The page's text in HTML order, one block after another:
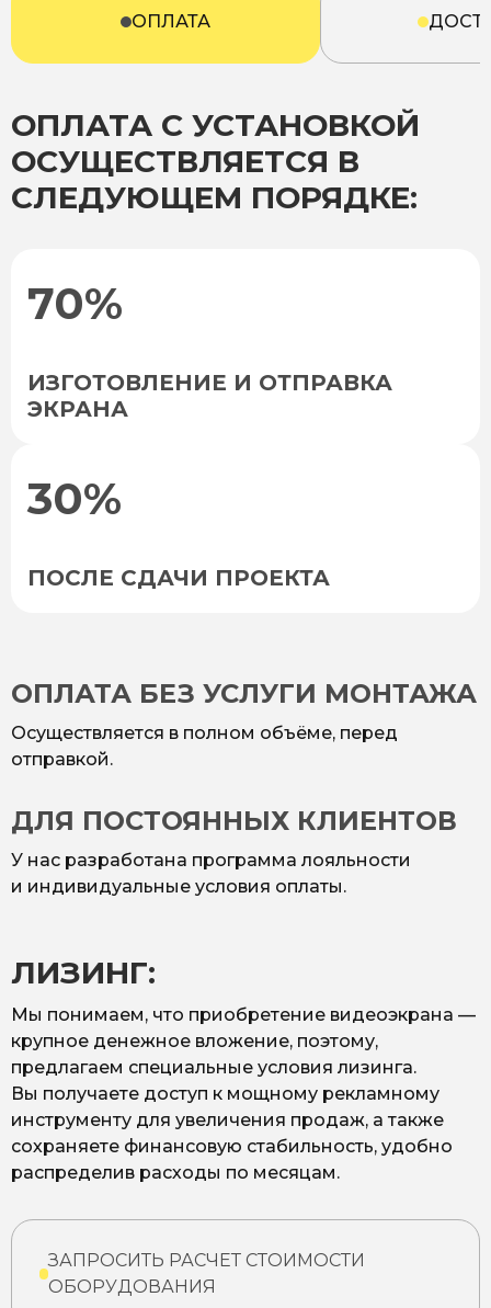
ОПЛАТА
ОПЛАТА С УСТАНОВКОЙ
ОСУЩЕСТВЛЯЕТСЯ В
СЛЕДУЮЩЕМ ПОРЯДКЕ:
70%
ИЗГОТОВЛЕНИЕ И ОТПРАВКА
ЭКРАНА
30%
ПОСЛЕ СДАЧИ ПРОЕКТА
ОПЛАТА БЕЗ УСЛУГИ МОНТАЖА
Осуществляется в полном объёме, перед
отправкой.
ДЛЯ ПОСТОЯННЫХ КЛИЕНТОВ
У нас разработана программа лояльности
и индивидуальные условия оплаты.
ЛИЗИНГ:
Мы понимаем, что приобретение видеоэкрана —
крупное денежное вложение, поэтому,
предлагаем специальные условия лизинга.
Вы получаете доступ к мощному рекламному
инструменту для увеличения продаж, а также
сохраняете финансовую стабильность, удобно
распределив расходы по месяцам.
ЗАПРОСИТЬ РАСЧЕТ СТОИМОСТИ
ОБОРУДОВАНИЯ